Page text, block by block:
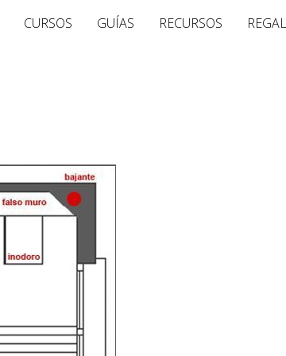
CURSOS GUÍAS RECURSOS